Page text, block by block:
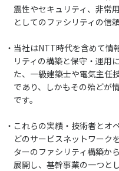
震性やセキュリティ、非常
としてのファシリティの信
・ 当社はNTT時代を含めて情
リティの構築と保守・運用
た、一級建築士や電気主任
であり、しかもその殆どが
です。
・ これらの実績・技術者とオ
どのサービスネットワーク
ターのファシリティ構築か
展開し、基幹事業の一つと